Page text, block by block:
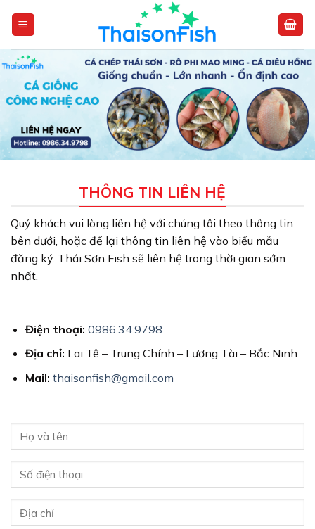
THÔNG TIN LIÊN HỆ
Quý khách vui lòng liên hệ với chúng tôi theo thông tin
bên dưới, hoặc để lại thông tin liên hệ vào biểu mẫu
đăng ký. Thái Sơn Fish sẽ liên hệ trong thời gian sớm
nhất.
Điện thoại: 0986.34.9798
Địa chỉ: Lai Tê – Trung Chính – Lương Tài – Bắc Ninh
Mail: thaisonfish@gmail.com